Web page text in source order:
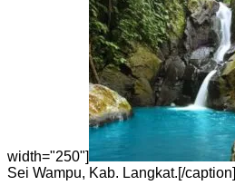
width="250"]
Sei Wampu, Kab. Langkat.[/caption]